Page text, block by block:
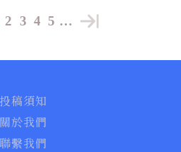
2 3 4 5 …
投稿須知
關於我們
聯繫我們